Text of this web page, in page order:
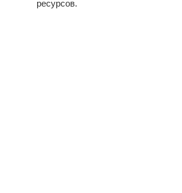
ресурсов.